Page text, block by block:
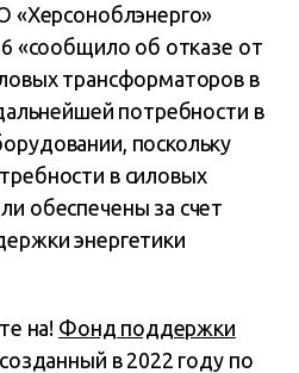
«Херсоноблэнерго»
«сообщило об отказе от
трансформаторов в
потребности в
поскольку
в силовых
обеспечены за счет
энергетики
на! Фонд поддержки
, созданный в 2022 году по